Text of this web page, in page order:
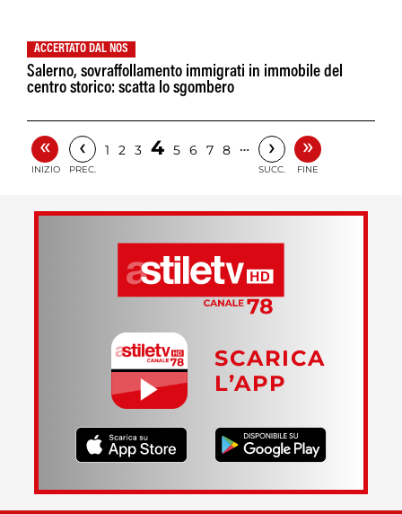
ACCERTATO DAL NOS
Salerno, sovraffollamento immigrati in immobile del
centro storico: scatta lo sgombero
«
INIZIO
‹
PREC.
1 2 3 4 5 6 7 8 … ›
SUCC.
»
FINE
SCARICA
L’APP